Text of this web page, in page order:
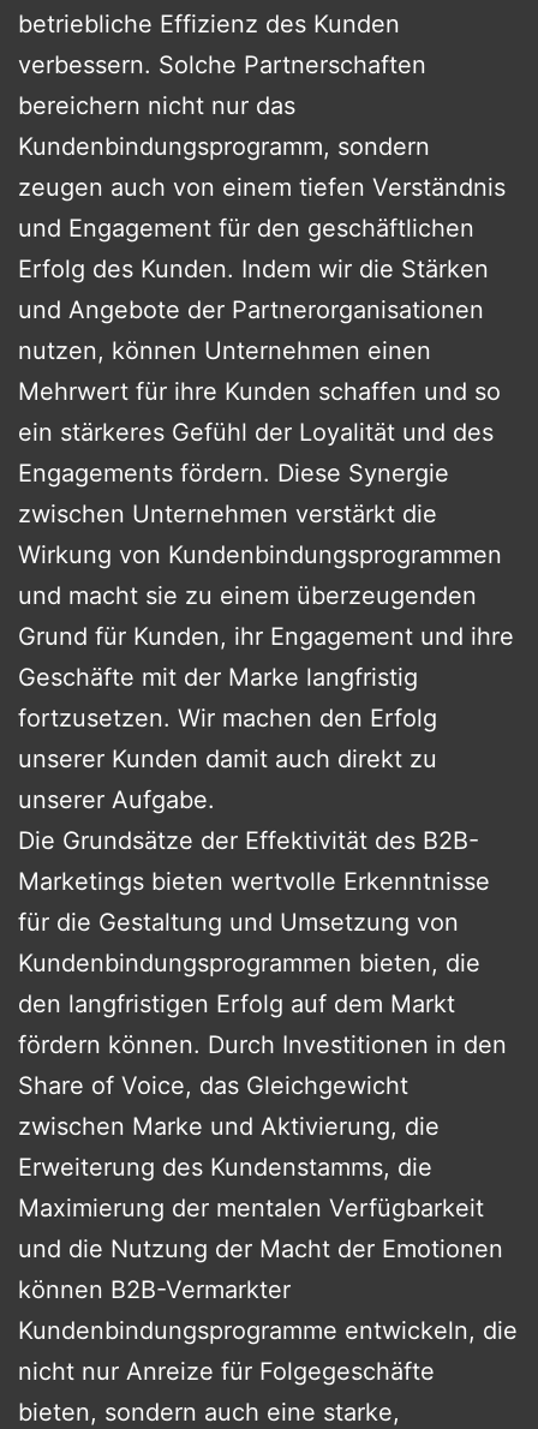
betriebliche Effizienz des Kunden
verbessern. Solche Partnerschaften
bereichern nicht nur das
Kundenbindungsprogramm, sondern
zeugen auch von einem tiefen Verständnis
und Engagement für den geschäftlichen
Erfolg des Kunden. Indem wir die Stärken
und Angebote der Partnerorganisationen
nutzen, können Unternehmen einen
Mehrwert für ihre Kunden schaffen und so
ein stärkeres Gefühl der Loyalität und des
Engagements fördern. Diese Synergie
zwischen Unternehmen verstärkt die
Wirkung von Kundenbindungsprogrammen
und macht sie zu einem überzeugenden
Grund für Kunden, ihr Engagement und ihre
Geschäfte mit der Marke langfristig
fortzusetzen. Wir machen den Erfolg
unserer Kunden damit auch direkt zu
unserer Aufgabe.
Die Grundsätze der Effektivität des B2B-
Marketings bieten wertvolle Erkenntnisse
für die Gestaltung und Umsetzung von
Kundenbindungsprogrammen bieten, die
den langfristigen Erfolg auf dem Markt
fördern können. Durch Investitionen in den
Share of Voice, das Gleichgewicht
zwischen Marke und Aktivierung, die
Erweiterung des Kundenstamms, die
Maximierung der mentalen Verfügbarkeit
und die Nutzung der Macht der Emotionen
können B2B-Vermarkter
Kundenbindungsprogramme entwickeln, die
nicht nur Anreize für Folgegeschäfte
bieten, sondern auch eine starke,